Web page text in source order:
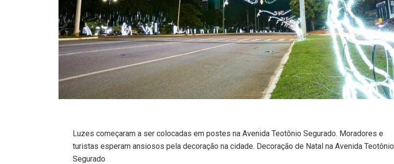
Luzes começaram a ser colocadas em postes na Avenida Teotônio Segurado. Moradores e
turistas esperam ansiosos pela decoração na cidade. Decoração de Natal na Avenida Teotônio
Segurado